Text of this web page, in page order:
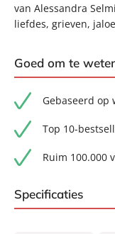
van Alessandra
liefdes, grieven,
Goed om te
Gebaseerd op
Top 10-
Ruim 100.000
Specificaties